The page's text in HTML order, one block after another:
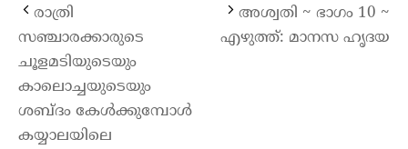
രാത്രി
സഞ്ചാരക്കാരുടെ
ചൂളമടിയുടെയും
കാലൊച്ചയുടെയും
ശബ്ദം കേൾക്കുമ്പോൾ
കയ്യാലയിലെ
അശ്വതി ~ ഭാഗം 10 ~
എഴുത്ത്: മാനസ ഹൃദയ